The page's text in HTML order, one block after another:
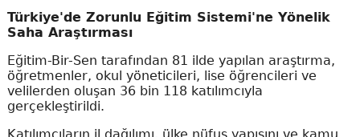
Türkiye'de Zorunlu Eğitim Sistemi'ne Yönelik
Saha Araştırması
Eğitim-Bir-Sen tarafından 81 ilde yapılan araştırma,
öğretmenler, okul yöneticileri, lise öğrencileri ve
velilerden oluşan 36 bin 118 katılımcıyla
gerçekleştirildi.